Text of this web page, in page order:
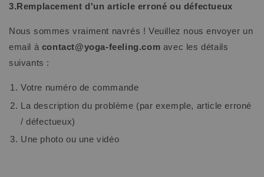
3.Remplacement d'un article erroné ou défectueux
Nous sommes vraiment navrés ! Veuillez nous envoyer un
email à contact@yoga-feeling.com avec les détails
suivants :
Votre numéro de commande
La description du problème (par exemple, article erroné
/ défectueux)
Une photo ou une vidéo